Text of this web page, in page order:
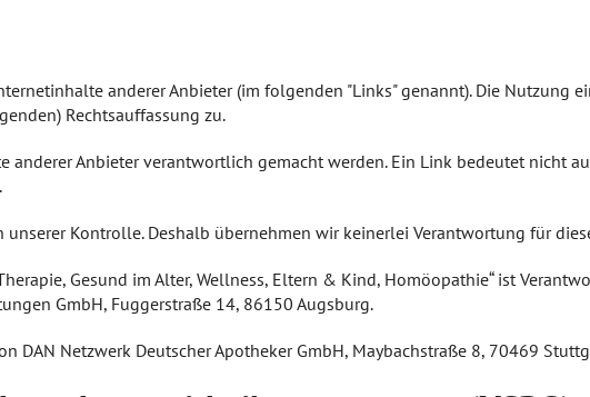
anderer Anbieter (im folgenden "Links" genannt). Die Nutzung
Rechtsauffassung zu.
anderer Anbieter verantwortlich gemacht werden. Ein Link bedeutet nicht
Kontrolle. Deshalb übernehmen wir keinerlei Verantwortung für
Gesund im Alter, Wellness, Eltern & Kind, Homöopathie“ ist
GmbH, Fuggerstraße 14, 86150 Augsburg.
DAN Netzwerk Deutscher Apotheker GmbH, Maybachstraße 8, 70469